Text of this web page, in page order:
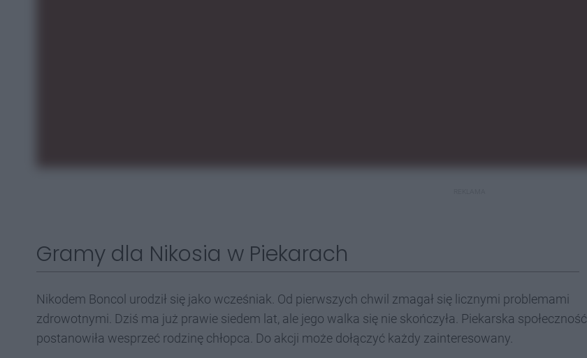
Gramy dla Nikosia w Piekarach
Nikodem Boncol urodził się jako wcześniak. Od pierwszych chwil zmagał się licznymi problemami
zdrowotnymi. Dziś ma już prawie siedem lat, ale jego walka się nie skończyła. Piekarska społeczność
postanowiła wesprzeć rodzinę chłopca. Do akcji może dołączyć każdy zainteresowany.